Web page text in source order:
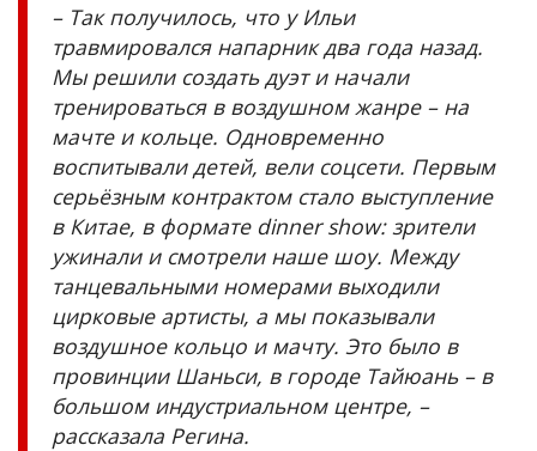
– Так получилось, что у Ильи
травмировался напарник два года назад.
Мы решили создать дуэт и начали
тренироваться в воздушном жанре – на
мачте и кольце. Одновременно
воспитывали детей, вели соцсети. Первым
серьёзным контрактом стало выступление
в Китае, в формате dinner show: зрители
ужинали и смотрели наше шоу. Между
танцевальными номерами выходили
цирковые артисты, а мы показывали
воздушное кольцо и мачту. Это было в
провинции Шаньси, в городе Тайюань – в
большом индустриальном центре, –
рассказала Регина.